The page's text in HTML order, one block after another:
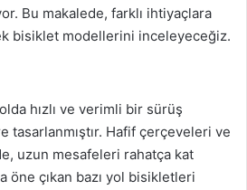
Bu makalede, farklı ihtiyaçlara
bisiklet modellerini inceleyeceğiz.
hızlı ve verimli bir sürüş
tasarlanmıştır. Hafif çerçeveleri ve
uzun mesafeleri rahatça kat
öne çıkan bazı yol bisikletleri